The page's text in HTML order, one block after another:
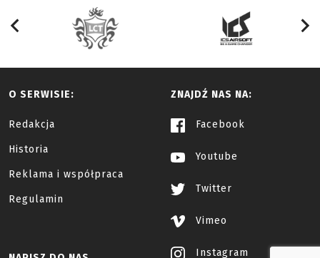
O SERWISIE:
Redakcja
Historia
Reklama i współpraca
Regulamin
ZNAJDŹ NAS NA:
Facebook
Youtube
Twitter
Vimeo
Instagram